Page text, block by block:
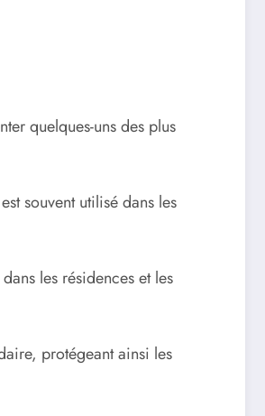
quelques-uns des plus
souvent utilisé dans les
les résidences et les
protégeant ainsi les